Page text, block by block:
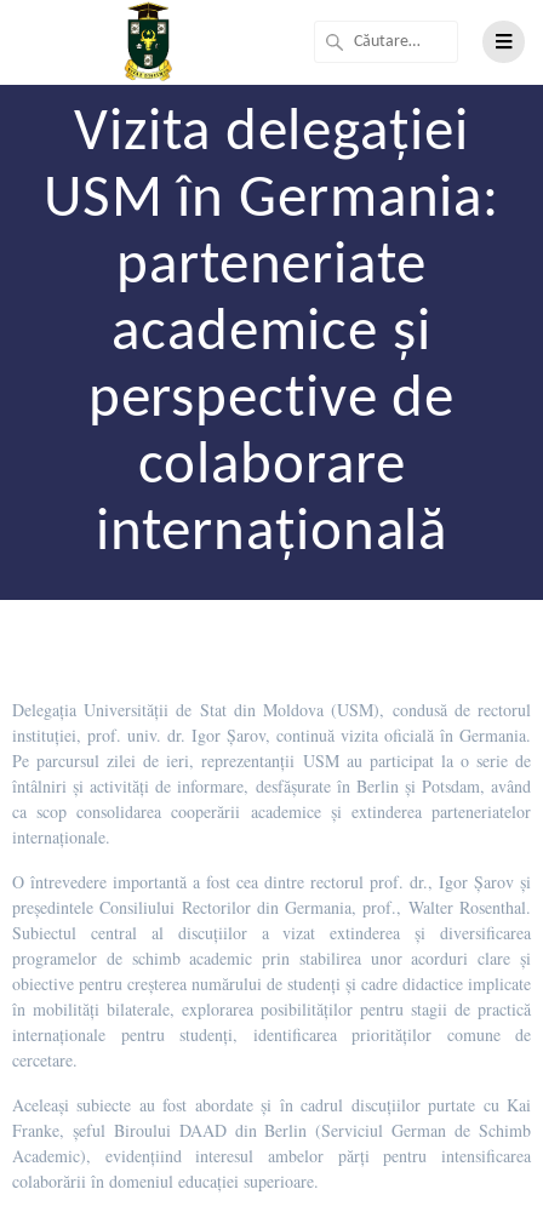
Vizita delegației
USM în Germania:
parteneriate
academice și
perspective de
colaborare
internațională
Delegația Universității de Stat din Moldova (USM), condusă de rectorul
instituției, prof. univ. dr. Igor Șarov, continuă vizita oficială în Germania.
Pe parcursul zilei de ieri, reprezentanții USM au participat la o serie de
întâlniri și activități de informare, desfășurate în Berlin și Potsdam, având
ca scop consolidarea cooperării academice și extinderea parteneriatelor
internaționale.
O întrevedere importantă a fost cea dintre rectorul prof. dr., Igor Șarov și
președintele Consiliului Rectorilor din Germania, prof., Walter Rosenthal.
Subiectul central al discuțiilor a vizat extinderea și diversificarea
programelor de schimb academic prin stabilirea unor acorduri clare și
obiective pentru creșterea numărului de studenți și cadre didactice implicate
în mobilități bilaterale, explorarea posibilităților pentru stagii de practică
internaționale pentru studenți, identificarea priorităților comune de
cercetare.
Aceleași subiecte au fost abordate și în cadrul discuțiilor purtate cu Kai
Franke, șeful Biroului DAAD din Berlin (Serviciul German de Schimb
Academic), evidențiind interesul ambelor părți pentru intensificarea
colaborării în domeniul educației superioare.